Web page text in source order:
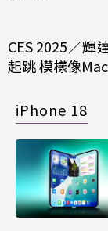
CES 2025／輝
起跳 模樣像
iPhone 18